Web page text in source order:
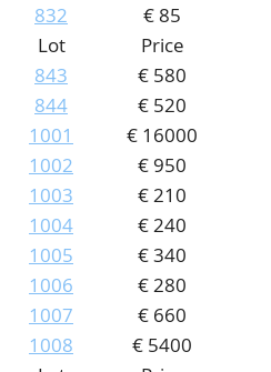
832
€ 85
Lot
Price
843
€ 580
844
€ 520
1001
€ 16000
1002
€ 950
1003
€ 210
1004
€ 240
1005
€ 340
1006
€ 280
1007
€ 660
1008
€ 5400